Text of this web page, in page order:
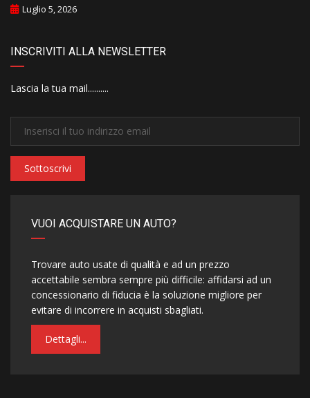
Luglio 5, 2026
INSCRIVITI ALLA NEWSLETTER
Lascia la tua mail..........
Sottoscrivi
VUOI ACQUISTARE UN AUTO?
Trovare auto usate di qualità e ad un prezzo
accettabile sembra sempre più difficile: affidarsi ad un
concessionario di fiducia è la soluzione migliore per
evitare di incorrere in acquisti sbagliati.
Dettagli...